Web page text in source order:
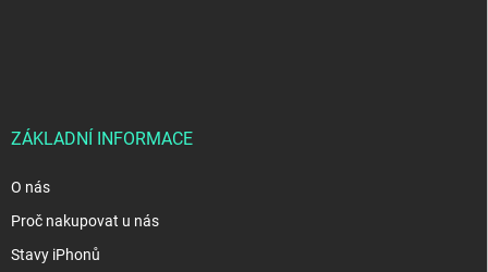
ZÁKLADNÍ INFORMACE
O nás
Proč nakupovat u nás
Stavy iPhonů